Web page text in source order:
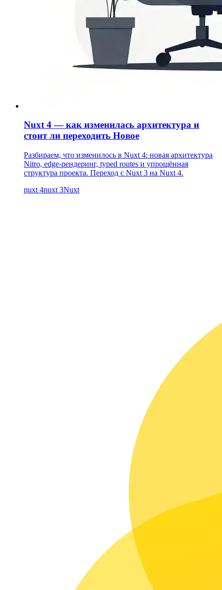
Nuxt 4 — как изменилась архитектура и
стоит ли переходить Новое
Разбираем, что изменилось в Nuxt 4: новая архитектура
Nitro, edge-рендеринг, typed routes и упрощённая
структура проекта. Переход с Nuxt 3 на Nuxt 4.
nuxt 4nuxt 3Nuxt